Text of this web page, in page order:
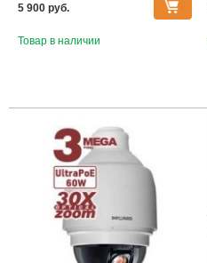
Объектив (фокусное расстояние,
5 900 pуб.
Товар в наличии